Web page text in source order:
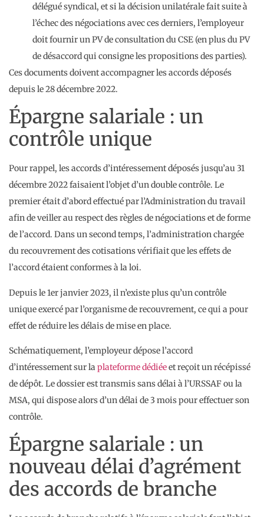
délégué syndical, et si la décision unilatérale fait suite à
l’échec des négociations avec ces derniers, l’employeur
doit fournir un PV de consultation du CSE (en plus du PV
de désaccord qui consigne les propositions des parties).
Ces documents doivent accompagner les accords déposés
depuis le 28 décembre 2022.
Épargne salariale : un
contrôle unique
Pour rappel, les accords d’intéressement déposés jusqu’au 31
décembre 2022 faisaient l’objet d’un double contrôle. Le
premier était d’abord effectué par l’Administration du travail
afin de veiller au respect des règles de négociations et de forme
de l’accord. Dans un second temps, l’administration chargée
du recouvrement des cotisations vérifiait que les effets de
l’accord étaient conformes à la loi.
Depuis le 1er janvier 2023, il n’existe plus qu’un contrôle
unique exercé par l’organisme de recouvrement, ce qui a pour
effet de réduire les délais de mise en place.
Schématiquement, l’employeur dépose l’accord
d’intéressement sur la plateforme dédiéeet reçoit un récépissé
de dépôt. Le dossier est transmis sans délai à l’URSSAF ou la
MSA, qui dispose alors d’un délai de 3 mois pour effectuer son
contrôle.
Épargne salariale : un
nouveau délai d’agrément
des accords de branche